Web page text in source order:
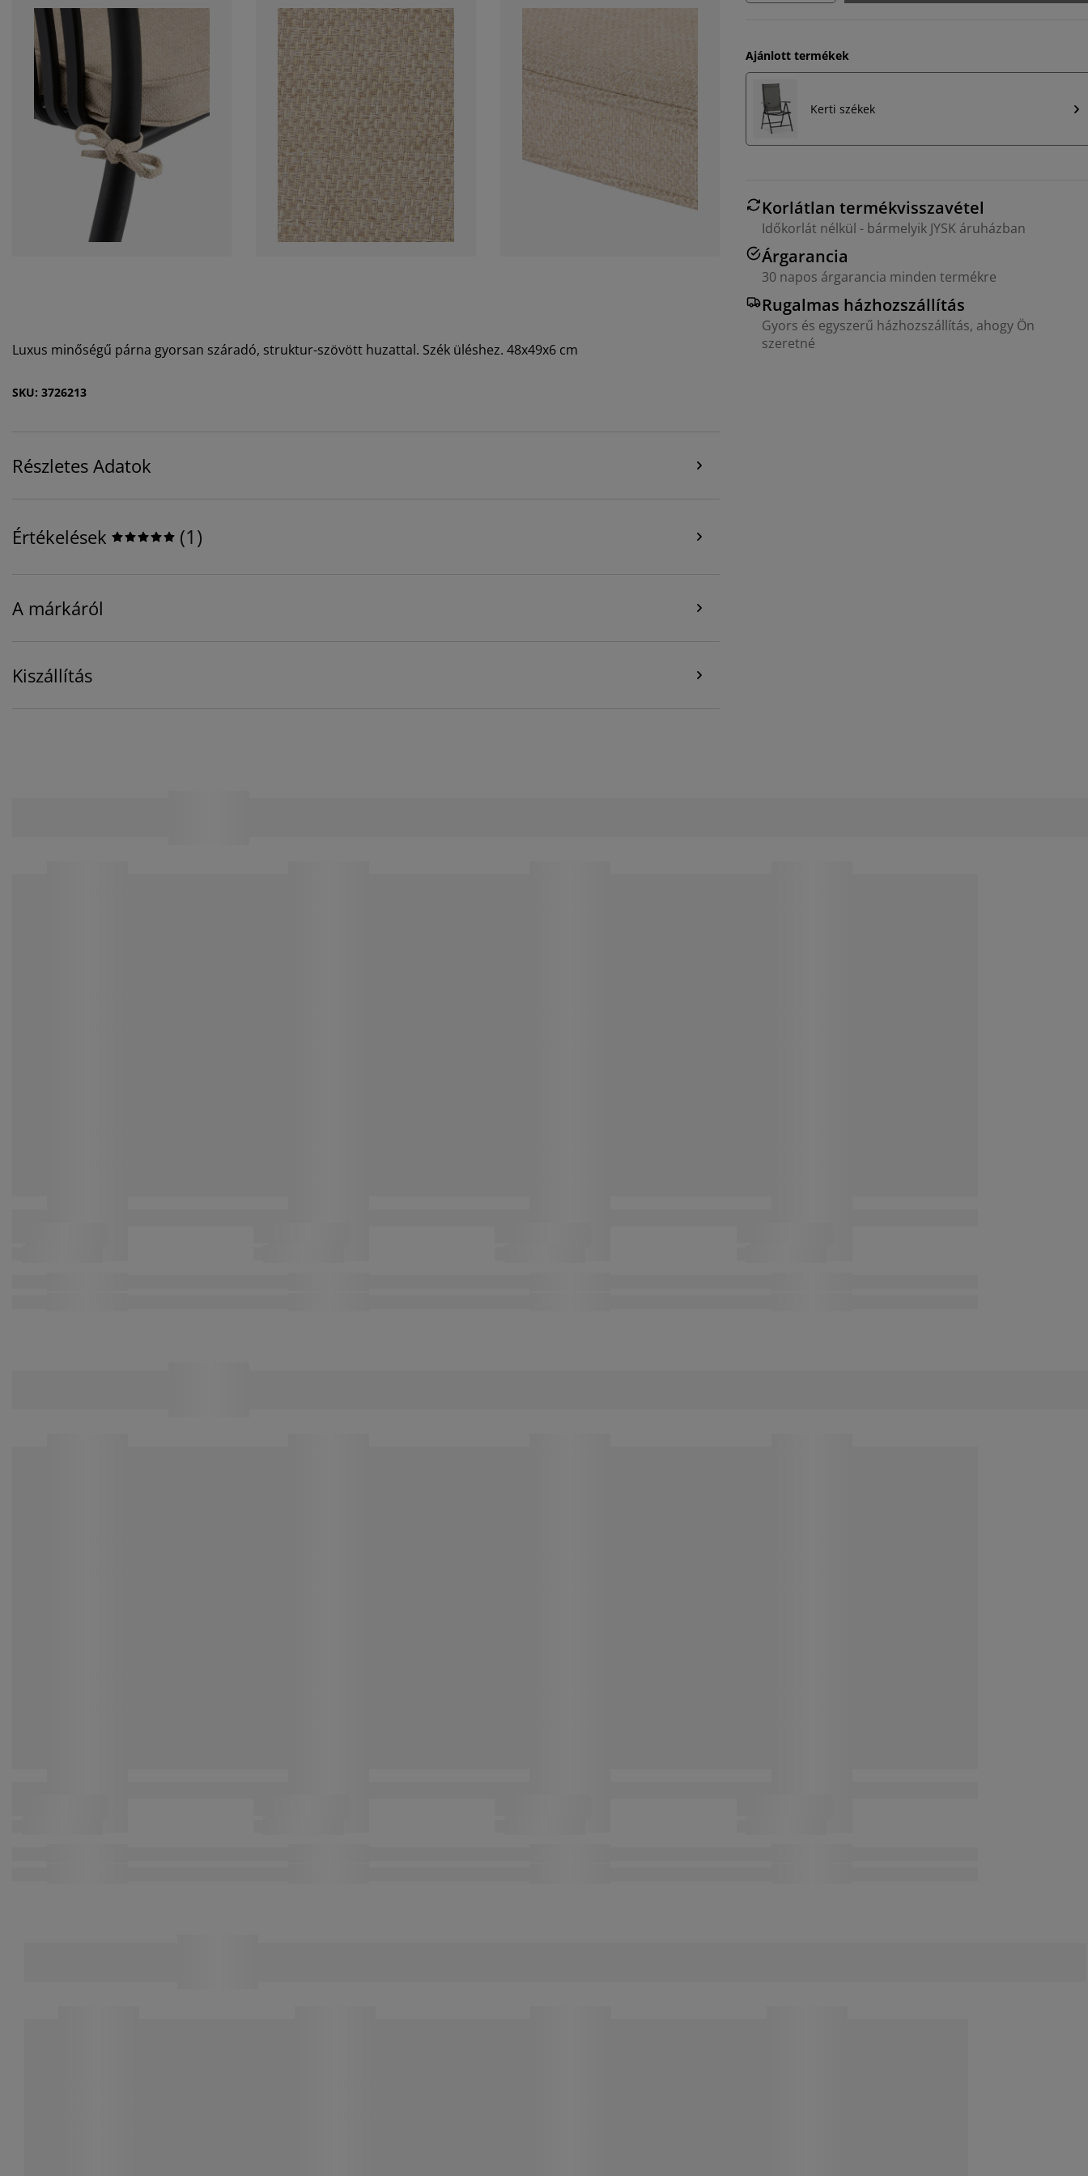
Ajánlott termékek
Kerti székek
Korlátlan termékvisszavétel
Időkorlát nélkül - bármelyik JYSK áruházban
Árgarancia
30 napos árgarancia minden termékre
Rugalmas házhozszállítás
Gyors és egyszerű házhozszállítás, ahogy Ön
szeretné
Luxus minőségű párna gyorsan száradó, struktur-szövött huzattal. Szék üléshez. 48x49x6 cm
SKU: 3726213
Részletes Adatok
Értékelések (1)
A márkáról
Kiszállítás